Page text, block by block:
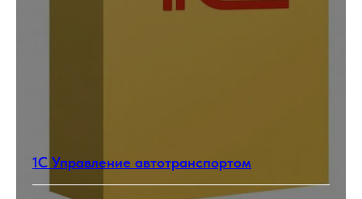
1С Управление автотранспортом